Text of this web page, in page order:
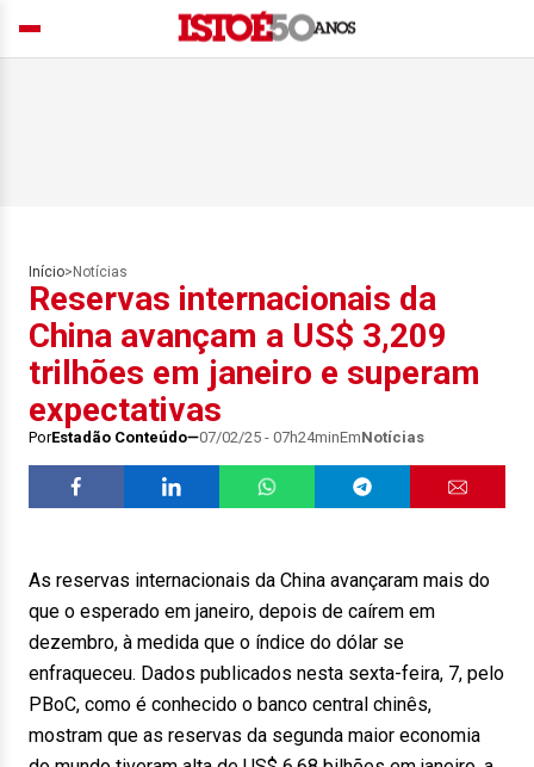
Início> Notícias
Reservas internacionais da
China avançam a US$ 3,209
trilhões em janeiro e superam
expectativas
PorEstadão Conteúdo 07/02/25 - 07h24minEmNotícias
As reservas internacionais da China avançaram mais do
que o esperado em janeiro, depois de caírem em
dezembro, à medida que o índice do dólar se
enfraqueceu. Dados publicados nesta sexta-feira, 7, pelo
PBoC, como é conhecido o banco central chinês,
mostram que as reservas da segunda maior economia